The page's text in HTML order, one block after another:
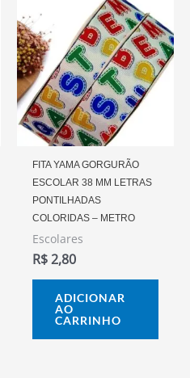
FITA YAMA GORGURÃO
ESCOLAR 38 MM LETRAS
PONTILHADAS
COLORIDAS – METRO
Escolares
R$2,80
ADICIONAR
AO
CARRINHO